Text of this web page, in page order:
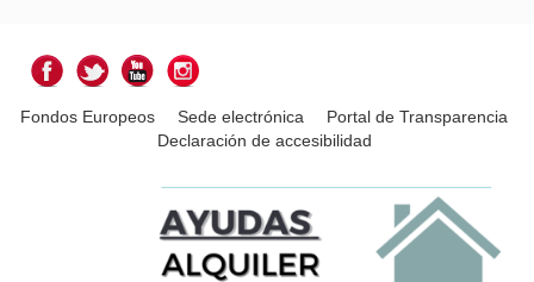
Fondos Europeos Sede electrónica
Portal de Transparencia
Declaración de accesibilidad